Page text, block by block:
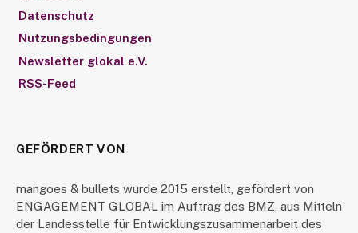
Datenschutz
Nutzungsbedingungen
Newsletter glokal e.V.
RSS-Feed
GEFÖRDERT VON
mangoes & bullets wurde 2015 erstellt, gefördert von
ENGAGEMENT GLOBAL im Auftrag des BMZ, aus Mitteln
der Landesstelle für Entwicklungszusammenarbeit des